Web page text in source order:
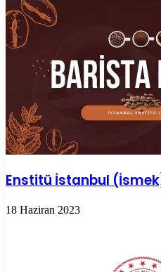
Enstitü İstanbul
18 Haziran 2023